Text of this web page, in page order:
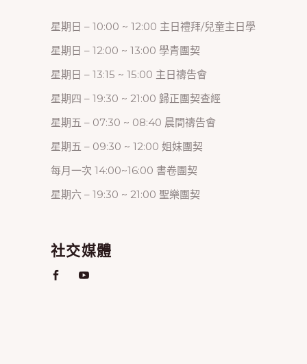
星期日 – 10:00 ~ 12:00 主日禮拜/兒童主日學
星期日 – 12:00 ~ 13:00 學青團契
星期日 – 13:15 ~ 15:00 主日禱告會
星期四 – 19:30 ~ 21:00 歸正團契查經
星期五 – 07:30 ~ 08:40 晨間禱告會
星期五 – 09:30 ~ 12:00 姐妹團契
每月一次 14:00~16:00 書卷團契
星期六 – 19:30 ~ 21:00 聖樂團契
社交媒體